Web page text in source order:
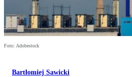
Foto: Adobestock
Bartłomiej Sawicki